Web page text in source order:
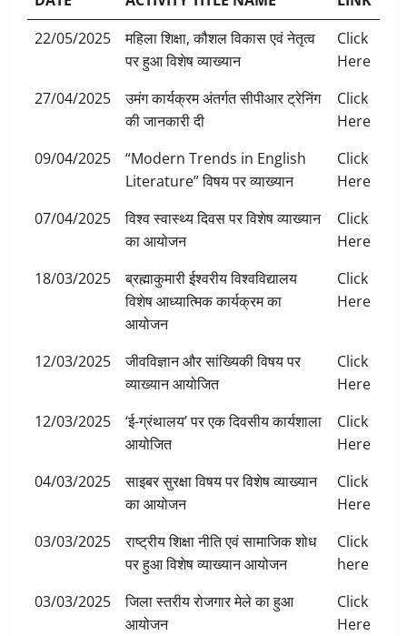
22/05/2025
महिला शिक्षा, कौशल विकास एवं नेतृत्व
पर हुआ विशेष व्याख्यान
Click
Here
27/04/2025
उमंग कार्यक्रम अंतर्गत सीपीआर ट्रेनिंग
की जानकारी दी
Click
Here
09/04/2025
“Modern Trends in English
Literature” विषय पर व्‍याख्‍यान
Click
Here
07/04/2025
विश्‍व स्‍वास्‍थ्‍य दिवस पर विशेष व्‍याख्‍यान
का आयोजन
Click
Here
18/03/2025
ब्रह्माकुमारी ईश्वरीय विश्वविद्यालय
विशेष आध्यात्मिक कार्यक्रम का
आयोजन
Click
Here
12/03/2025
जीवविज्ञान और सांख्यिकी विषय पर
व्याख्यान आयोजित
Click
Here
12/03/2025
‘ई-ग्रंथालय’ पर एक दिवसीय कार्यशाला
आयोजित
Click
Here
04/03/2025
साइबर सुरक्षा विषय पर विशेष व्याख्यान
का आयोजन
Click
Here
03/03/2025
राष्ट्रीय शिक्षा नीति एवं सामाजिक शोध
पर हुआ विशेष व्याख्यान आयोजन
Click
here
03/03/2025
जिला स्तरीय रोजगार मेले का हुआ
आयोजन
Click
Here